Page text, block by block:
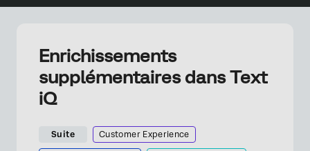
Enrichissements
supplémentaires dans Text
iQ
Suite Customer Experience